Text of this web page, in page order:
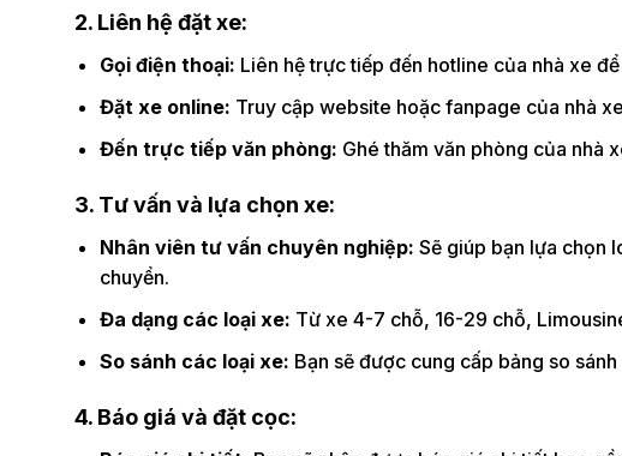
2. Liên hệ đặt xe:
Gọi điện thoại: Liên hệ trực tiếp đến hotline của nhà xe
Đặt xe online: Truy cập website hoặc fanpage của nhà
Đến trực tiếp văn phòng: Ghé thăm văn phòng của nhà
3. Tư vấn và lựa chọn xe:
Nhân viên tư vấn chuyên nghiệp: Sẽ giúp bạn lựa chọn
chuyển.
Đa dạng các loại xe: Từ xe 4-7 chỗ, 16-29 chỗ,
So sánh các loại xe: Bạn sẽ được cung cấp bảng so
4. Báo giá và đặt cọc: